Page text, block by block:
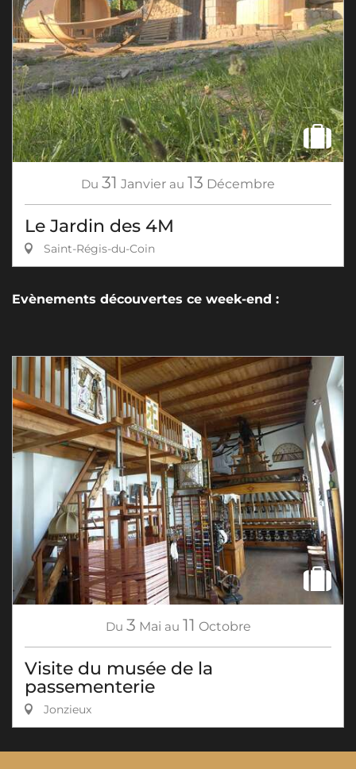
Du 31 Janvier au 13 Décembre
Le Jardin des 4M
Saint-Régis-du-Coin
Evènements découvertes ce week-end :
Du 3 Mai au 11 Octobre
Visite du musée de la
passementerie
Jonzieux